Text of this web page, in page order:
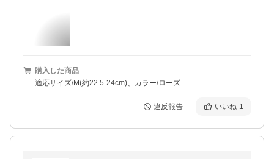
購入した商品
適応サイズ/M(約22.5-24cm)、カラー/ローズ
違反報告 いいね 1